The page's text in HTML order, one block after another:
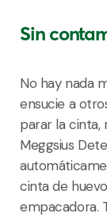
Sin
No hay nada
ensucie a
parar la cinta,
Meggsius
cinta de
empacadora.